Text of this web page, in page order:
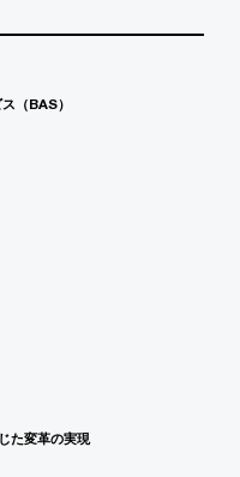
（BAS）
変革の実現